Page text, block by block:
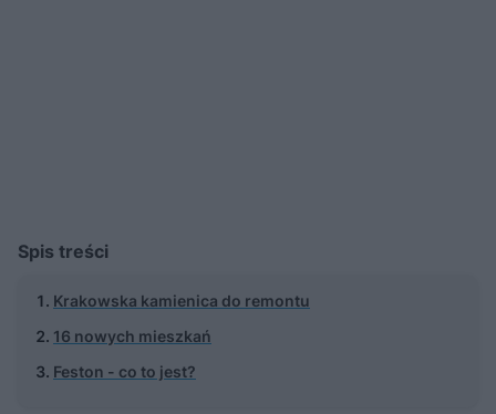
Spis treści
Krakowska kamienica do remontu
16 nowych mieszkań
Feston - co to jest?